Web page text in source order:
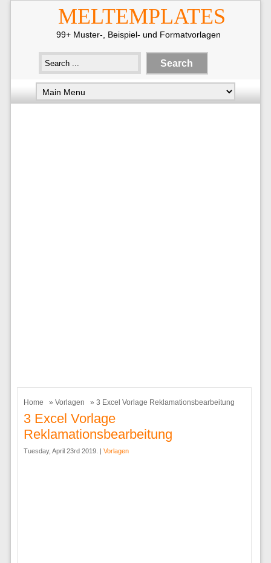
MELTEMPLATES
99+ Muster-, Beispiel- und Formatvorlagen
Home » Vorlagen » 3 Excel Vorlage Reklamationsbearbeitung
3 Excel Vorlage
Reklamationsbearbeitung
Tuesday, April 23rd 2019. | Vorlagen